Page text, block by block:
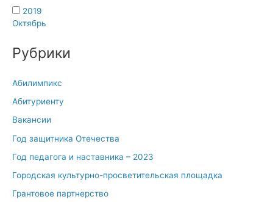
2019
Октябрь
Рубрики
Абилимпикс
Абитуриенту
Вакансии
Год защитника Отечества
Год педагога и наставника – 2023
Городская культурно-просветительская площадка
Грантовое партнерство